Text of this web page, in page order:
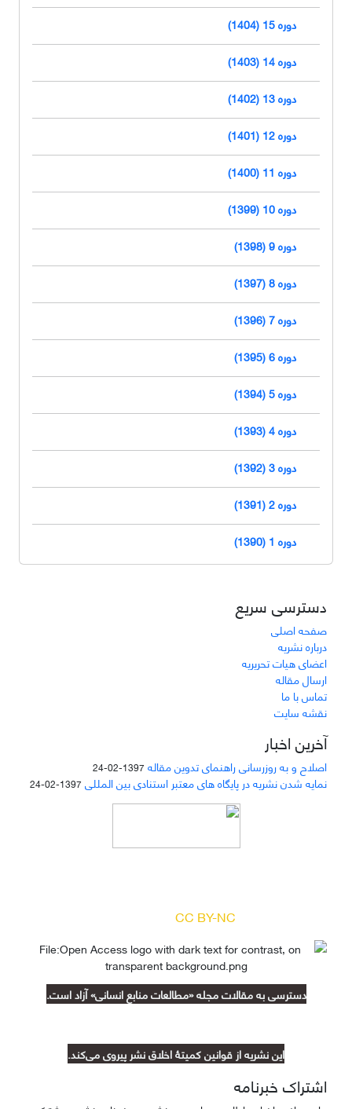
دوره 15 (1404)
دوره 14 (1403)
دوره 13 (1402)
دوره 12 (1401)
دوره 11 (1400)
دوره 10 (1399)
دوره 9 (1398)
دوره 8 (1397)
دوره 7 (1396)
دوره 6 (1395)
دوره 5 (1394)
دوره 4 (1393)
دوره 3 (1392)
دوره 2 (1391)
دوره 1 (1390)
دسترسی سریع
صفحه اصلی
درباره نشریه
اعضای هیات تحریریه
ارسال مقاله
تماس با ما
نقشه سایت
آخرین اخبار
اصلاح و به روزرسانی راهنمای تدوین مقاله 1397-02-24
نمایه شدن نشریه در پایگاه های معتبر استنادی بین المللی 1397-02-24
CC BY-NC
دسترسی به مقالات مجله «مطالعات منابع انسانی» آزاد است.
این نشریه از قوانین کمیتۀ اخلاق نشر پیروی می‌کند.
اشتراک خبرنامه